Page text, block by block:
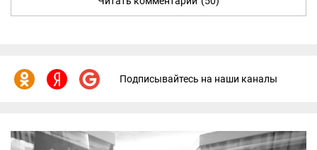
Подписывайтесь на наши каналы